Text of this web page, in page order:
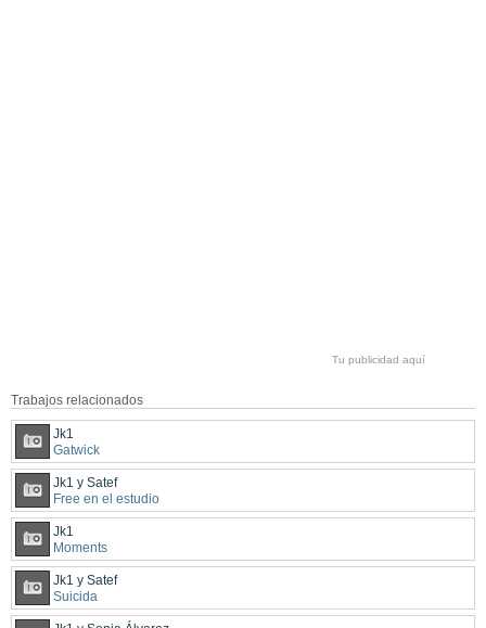
Tu publicidad aquí
Trabajos relacionados
Jk1
Gatwick
Jk1 y Satef
Free en el estudio
Jk1
Moments
Jk1 y Satef
Suicida